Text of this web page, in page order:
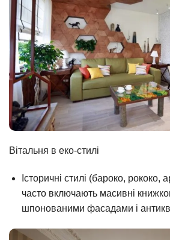
Вітальня в еко-стилі
Історичні стилі (бароко, рококо,
часто включають масивні
шпонованими фасадами і